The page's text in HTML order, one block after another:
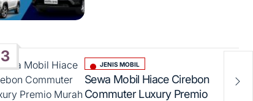
3
Posted
in
JENIS MOBIL
Sewa Mobil Hiace Cirebon
Commuter Luxury Premio